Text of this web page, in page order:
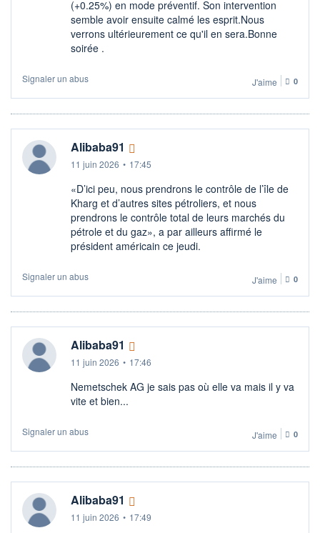
(+0.25%) en mode préventif. Son intervention
semble avoir ensuite calmé les esprit.Nous
verrons ultérieurement ce qu'il en sera.Bonne
soirée .
Signaler un abus J'aime 0
Alibaba91
11 juin 2026 • 17:45
«D’ici peu, nous prendrons le contrôle de l’île de
Kharg et d’autres sites pétroliers, et nous
prendrons le contrôle total de leurs marchés du
pétrole et du gaz», a par ailleurs affirmé le
président américain ce jeudi.
Signaler un abus J'aime 0
Alibaba91
11 juin 2026 • 17:46
Nemetschek AG je sais pas où elle va mais il y va
vite et bien...
Signaler un abus J'aime 0
Alibaba91
11 juin 2026 • 17:49